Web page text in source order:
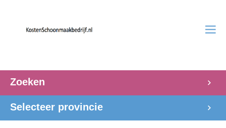
Zoeken
Selecteer provincie